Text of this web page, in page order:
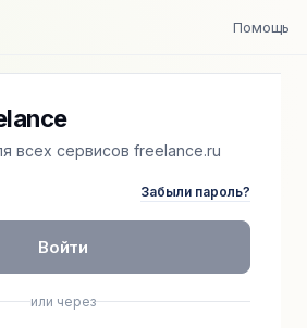
Помощь
всех сервисов freelance.ru
Забыли пароль?
Войти
или через